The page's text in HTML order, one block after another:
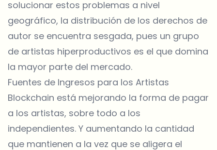
solucionar estos problemas a nivel
geográfico, la distribución de los derechos de
autor se encuentra sesgada, pues un grupo
de artistas hiperproductivos es el que domina
la mayor parte del mercado.
Fuentes de Ingresos para los Artistas
Blockchain está mejorando la forma de pagar
a los artistas, sobre todo a los
independientes. Y aumentando la cantidad
que mantienen a la vez que se aligera el